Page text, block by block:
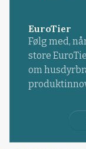
EuroTier
Følg med,
store
om